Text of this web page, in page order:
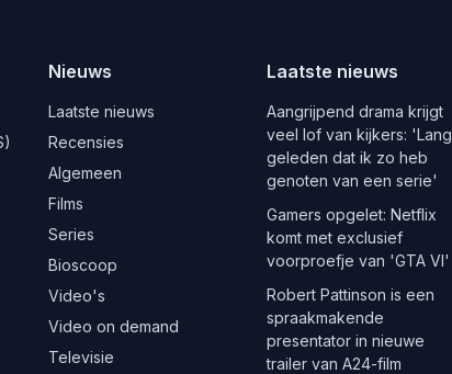
Nieuws
Laatste nieuws
Recensies
Algemeen
Films
Series
Bioscoop
Video's
Video on demand
Televisie
Laatste nieuws
Aangrijpend drama krijgt
veel lof van kijkers: 'Lang
geleden dat ik zo heb
genoten van een serie'
Gamers opgelet: Netflix
komt met exclusief
voorproefje van 'GTA VI'
Robert Pattinson is een
spraakmakende
presentator in nieuwe
trailer van A24-film